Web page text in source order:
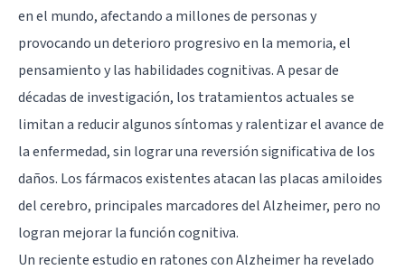
en el mundo, afectando a millones de personas y
provocando un deterioro progresivo en la memoria, el
pensamiento y las habilidades cognitivas. A pesar de
décadas de investigación, los tratamientos actuales se
limitan a reducir algunos síntomas y ralentizar el avance de
la enfermedad, sin lograr una reversión significativa de los
daños. Los fármacos existentes atacan las placas amiloides
delcerebro, principales marcadores del Alzheimer, pero no
logran mejorar la función cognitiva.
Un reciente estudio en ratones con Alzheimer ha revelado